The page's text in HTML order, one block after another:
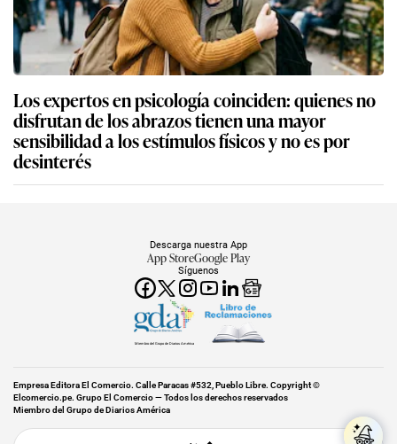
Los expertos en psicología coinciden: quienes no
disfrutan de los abrazos tienen una mayor
sensibilidad a los estímulos físicos y no es por
desinterés
Síguenos
Descarga nuestra App
App StoreGoogle Play
Miembro del Grupo de Diarios América
Empresa Editora El Comercio. Calle Paracas #532, Pueblo Libre. Copyright ©
Elcomercio.pe. Grupo El Comercio — Todos los derechos reservados
Miembro del Grupo de Diarios América